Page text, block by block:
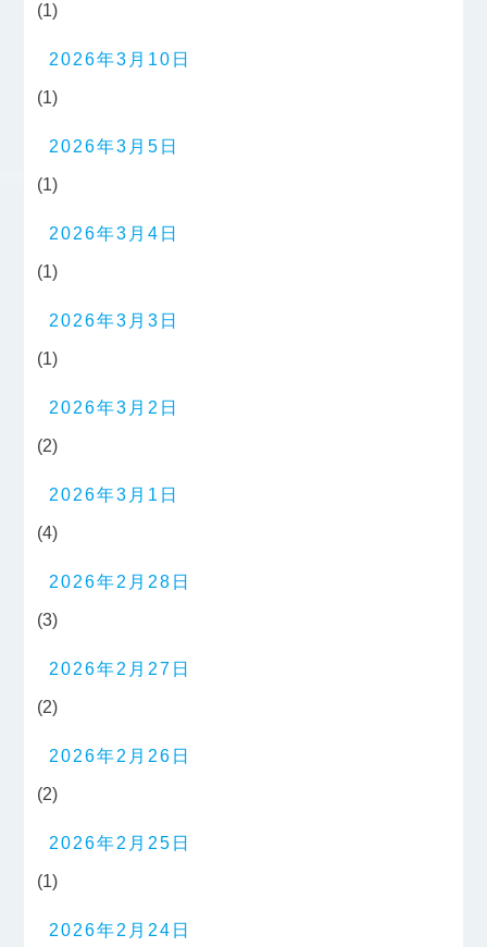
(1)
2026年3月10日
(1)
2026年3月5日
(1)
2026年3月4日
(1)
2026年3月3日
(1)
2026年3月2日
(2)
2026年3月1日
(4)
2026年2月28日
(3)
2026年2月27日
(2)
2026年2月26日
(2)
2026年2月25日
(1)
2026年2月24日